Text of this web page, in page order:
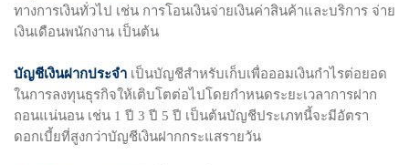
ทางการเงินทั่วไป เช่น การโอนเงินจ่ายเงินค่าสินค้าและบริการ จ่าย
เงินเดือนพนักงาน เป็นต้น
บัญชีเงินฝากประจำ เป็นบัญชีสำหรับเก็บเพื่อออมเงินกำไรต่อยอด
ในการลงทุนธุรกิจให้เติบโตต่อไปโดยกำหนดระยะเวลาการฝาก
ถอนแน่นอน เช่น 1 ปี 3 ปี 5 ปี เป็นต้นบัญชีประเภทนี้จะมีอัตรา
ดอกเบี้ยที่สูงกว่าบัญชีเงินฝากกระแสรายวัน